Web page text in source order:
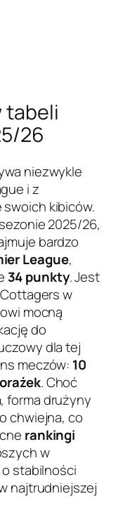
tabeli
26
niezwykle
i z
kibiców.
2025/26,
bardzo
League,
34 punkty. Jest
w
mocną
do
dla tej
meczów: 10
. Choć
forma drużyny
chwiejna, co
rankingi
w
stabilności
najtrudniejszej